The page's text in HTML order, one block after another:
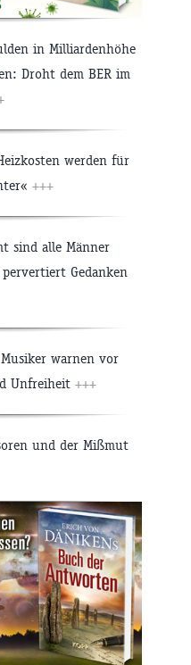
in Milliardenhöhe
Droht dem BER im
werden für
+++
sind alle Männer
Gedanken
warnen vor
Unfreiheit +++
und der Mißmut